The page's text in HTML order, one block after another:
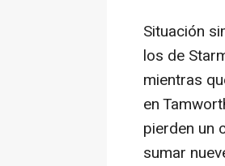
Situación
los de
mientras
en
pierden un
sumar